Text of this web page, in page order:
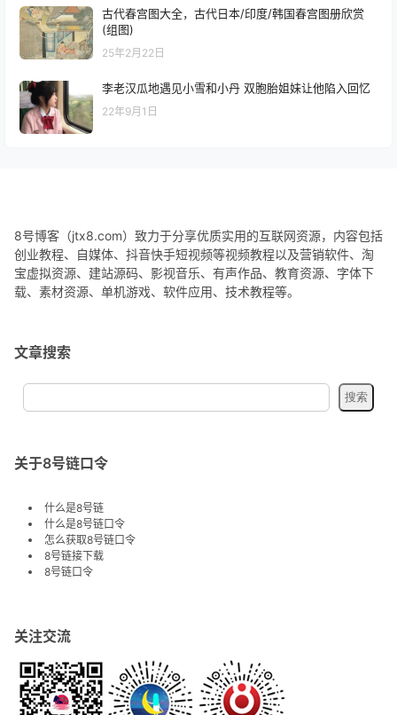
古代春宫图大全，古代日本/印度/韩国春宫图册欣赏
(组图)
25年2月22日
李老汉瓜地遇见小雪和小丹 双胞胎姐妹让他陷入回忆
22年9月1日
8号博客（jtx8.com）致力于分享优质实用的互联网资源，内容包括
创业教程、自媒体、抖音快手短视频等视频教程以及营销软件、淘
宝虚拟资源、建站源码、影视音乐、有声作品、教育资源、字体下
载、素材资源、单机游戏、软件应用、技术教程等。
文章搜索
关于8号链口令
什么是8号链
什么是8号链口令
怎么获取8号链口令
8号链接下载
8号链口令
关注交流